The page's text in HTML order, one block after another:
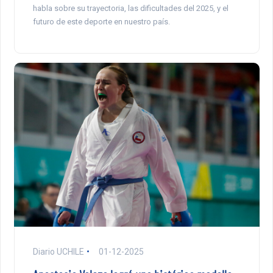
habla sobre su trayectoria, las dificultades del 2025, y el
futuro de este deporte en nuestro país.
Diario UCHILE 01-12-2025